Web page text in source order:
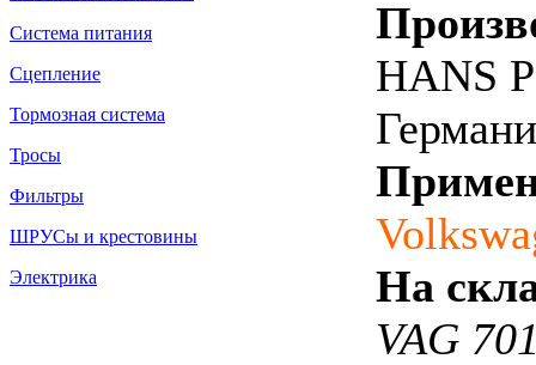
Система питания
Сцепление
Тормозная система
Тросы
Фильтры
ШРУСы и крестовины
Электрика
HANS
На
VAG